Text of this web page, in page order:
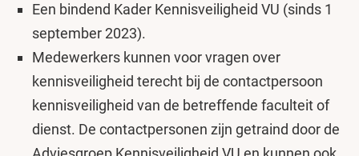
Een bindend Kader Kennisveiligheid VU (sinds 1
september 2023).
Medewerkers kunnen voor vragen over
kennisveiligheid terecht bij de contactpersoon
kennisveiligheid van de betreffende faculteit of
dienst. De contactpersonen zijn getraind door de